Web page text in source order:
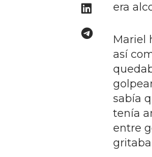
era
Mariel
así
sabía
tenía
entre